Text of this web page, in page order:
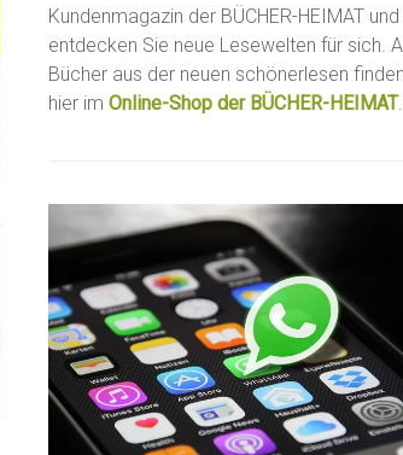
Kundenmagazin der BÜCHER-HEIMAT und
entdecken Sie neue Lesewelten für sich.
Bücher aus der neuen schönerlesen
hier imOnline-Shop der BÜCHER-HEIMAT.